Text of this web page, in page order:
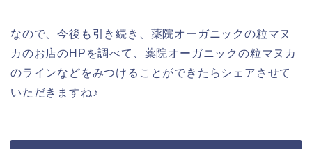
なので、今後も引き続き、薬院オーガニックの粒マヌ
カのお店のHPを調べて、薬院オーガニックの粒マヌカ
のラインなどをみつけることができたらシェアさせて
いただきますね♪